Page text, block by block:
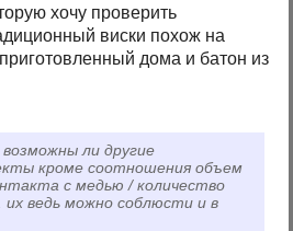
хочу проверить
виски похож на
дома и батон из
ли другие
кроме соотношения объем
с медью / количество
их ведь можно соблюсти и в